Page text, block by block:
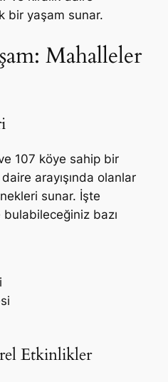
bir yaşam sunar.
Mahalleler
107 köye sahip bir
arayışında olanlar
sunar. İşte
bulabileceğiniz bazı
Etkinlikler